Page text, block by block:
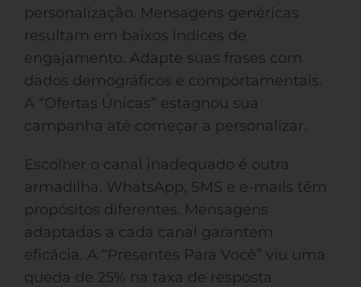
personalização. Mensagens genéricas
resultam em baixos índices de
engajamento. Adapte suas frases com
dados demográficos e comportamentais.
A “Ofertas Únicas” estagnou sua
campanha até começar a personalizar.
Escolher o canal inadequado é outra
armadilha. WhatsApp, SMS e e-mails têm
propósitos diferentes. Mensagens
adaptadas a cada canal garantem
eficácia. A “Presentes Para Você” viu uma
queda de 25% na taxa de resposta